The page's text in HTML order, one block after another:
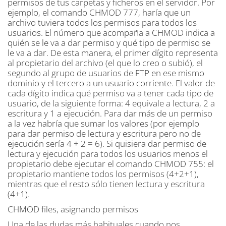
ejemplo, el comando CHMOD 777, haría que un
archivo tuviera todos los permisos para todos los
usuarios. El número que acompaña a CHMOD indica a
quién se le va a dar permiso y qué tipo de permiso se
le va a dar. De esta manera, el primer dígito representa
al propietario del archivo (el que lo creo o subió), el
segundo al grupo de usuarios de FTP en ese mismo
dominio y el tercero a un usuario corriente. El valor de
cada dígito indica qué permiso va a tener cada tipo de
usuario, de la siguiente forma: 4 equivale a lectura, 2 a
escritura y 1 a ejecución. Para dar más de un permiso
a la vez habría que sumar los valores (por ejemplo
para dar permiso de lectura y escritura pero no de
ejecución sería 4 + 2 = 6). Si quisiera dar permiso de
lectura y ejecución para todos los usuarios menos el
propietario debe ejecutar el comando CHMOD 755: el
propietario mantiene todos los permisos (4+2+1),
mientras que el resto sólo tienen lectura y escritura
(4+1).
CHMOD files, asignando permisos